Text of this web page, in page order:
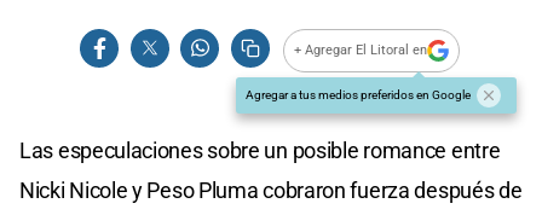
+ Agregar El Litoral en
Agregar a tus medios preferidos en Google
Las especulaciones sobre un posible romance entre
Nicki Nicole y Peso Pluma cobraron fuerza después de